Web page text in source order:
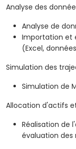
Analyse des
Analyse de
Importation et
(Excel,
Simulation des
Simulation de
Allocation d'actifs
Réalisation de
évaluation des